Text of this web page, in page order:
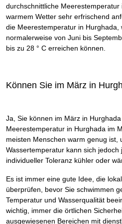
durchschnittliche
warmem Wetter sehr erfrischend
die Meerestemperatur in
normalerweise von Juni bis
bis zu 28 ° C erreichen können.
Können Sie im März in
Ja, Sie können im März in
Meerestemperatur in Hurghada im
meisten Menschen warm genug ist,
Wassertemperatur kann sich
individueller Toleranz kühler oder
Es ist immer eine gute Idee, die
überprüfen, bevor Sie schwimmen
Temperatur und Wasserqualität
wichtig, immer die örtlichen
ausgewiesenen Bereichen mit